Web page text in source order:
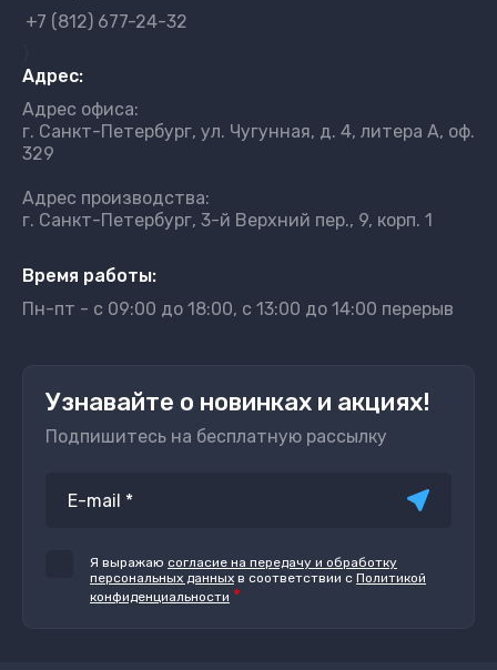
+7 (812) 677-24-32
Адрес:
Адрес офиса:
г. Санкт-Петербург, ул. Чугунная, д. 4, литера А, оф.
329
Адрес производства:
г. Санкт-Петербург, 3-й Верхний пер., 9, корп. 1
Время работы:
Пн-пт - с 09:00 до 18:00, с 13:00 до 14:00 перерыв
Узнавайте о новинках и акциях!
Подпишитесь на бесплатную рассылку
Я выражаю согласие на передачу и обработку
персональных данных в соответствии с Политикой
конфиденциальности *